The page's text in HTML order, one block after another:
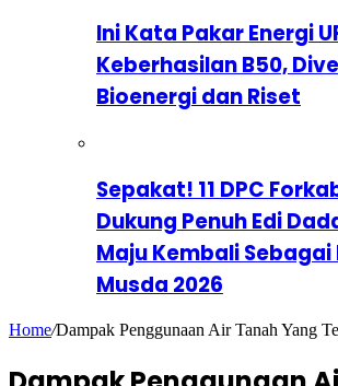
Ini Kata Pakar Energi
Keberhasilan B50,
Bioenergi dan Riset
Sepakat! 11 DPC
Dukung Penuh Edi
Maju Kembali
Musda 2026
Home/Dampak Penggunaan Air Tanah Yang